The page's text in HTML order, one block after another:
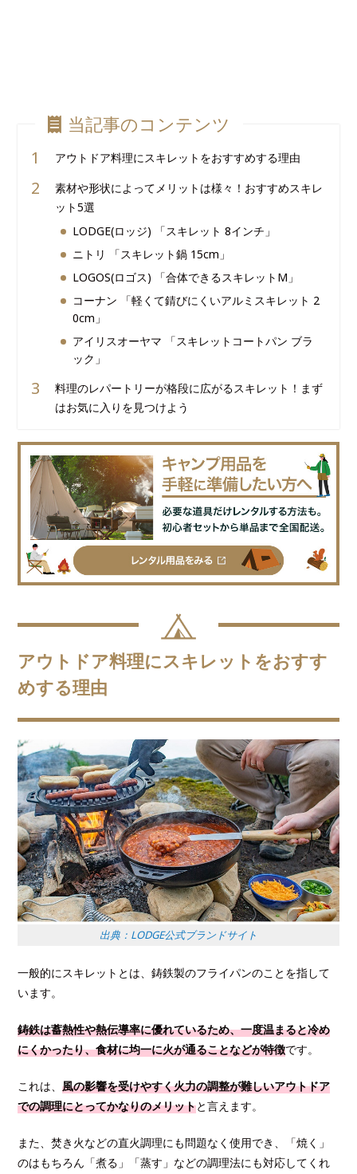
当記事のコンテンツ
アウトドア料理にスキレットをおすすめする理由
素材や形状によってメリットは様々！おすすめスキレ
ット5選
LODGE(ロッジ) 「スキレット 8インチ」
ニトリ 「スキレット鍋 15cm」
LOGOS(ロゴス) 「合体できるスキレットM」
コーナン 「軽くて錆びにくいアルミスキレット 2
0cm」
アイリスオーヤマ 「スキレットコートパン ブラ
ック」
料理のレパートリーが格段に広がるスキレット！まず
はお気に入りを見つけよう
アウトドア料理にスキレットをおすす
めする理由
出典：LODGE公式ブランドサイト
一般的にスキレットとは、鋳鉄製のフライパンのことを指して
います。
鋳鉄は蓄熱性や熱伝導率に優れているため、一度温まると冷め
にくかったり、食材に均一に火が通ることなどが特徴です。
これは、風の影響を受けやすく火力の調整が難しいアウトドア
での調理にとってかなりのメリットと言えます。
また、焚き火などの直火調理にも問題なく使用でき、「焼く」
のはもちろん「煮る」「蒸す」などの調理法にも対応してくれ